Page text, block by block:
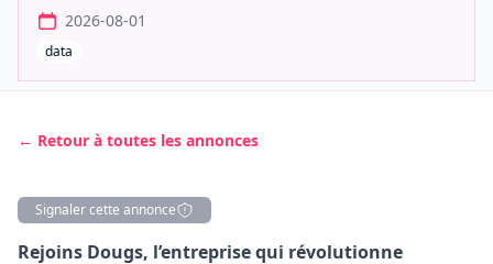
2026-08-01
data
← Retour à toutes les annonces
Signaler cette annonce
Description
Rejoins Dougs, l’entreprise qui révolutionne